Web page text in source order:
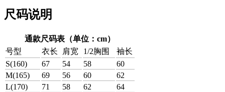
尺码说明
通款尺码表（单位：cm）
号型
衣长 肩宽 1/2胸围
袖长
S(160)
67 54 58
60
M(165)
69 56 60
62
L(170)
71 58 62
64